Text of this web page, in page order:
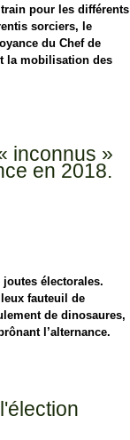
pour les différents
sorciers, le
du Chef de
la mobilisation des
inconnus »
en 2018.
joutes électorales.
fauteuil de
de dinosaures,
l’alternance.